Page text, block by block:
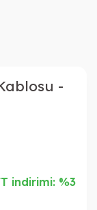
-
indirimi: %3